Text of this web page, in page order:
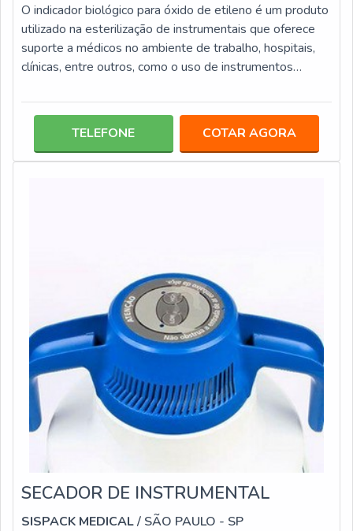
O indicador biológico para óxido de etileno é um produto
utilizado na esterilização de instrumentais que oferece
suporte a médicos no ambiente de trabalho, hospitais,
clínicas, entre outros, como o uso de instrumentos
aparelhos de monitoração invasiva, instrumento para
Além de ser usado em materiais elétricos, como fios
elétricos, eletrodos, máquinas , motores e bombas, entre
TELEFONE COTAR AGORA
SECADOR DE INSTRUMENTAL
SISPACK MEDICAL/ SÃO PAULO - SP